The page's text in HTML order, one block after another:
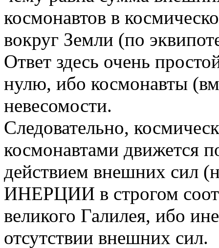
космонавтов в
вокруг Земли (по
Ответ здесь очень
нулю, ибо космонавты
невесомости.
Следовательно,
космонавтами движется
действием внешних сил
ИНЕРЦИИ в строгом
великого Галилея, ибо
отсутствии внешних сил.